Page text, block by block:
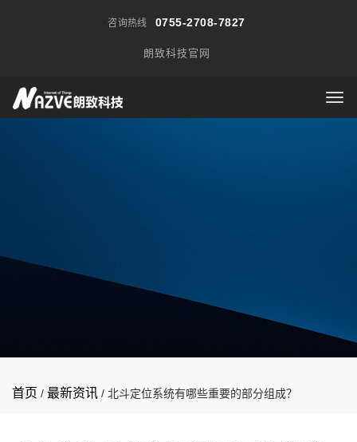
咨询热线 0755-2708-7827
朗致科技官网
首页 / 最新资讯 / 北斗定位系统有哪些重要的部分组成？